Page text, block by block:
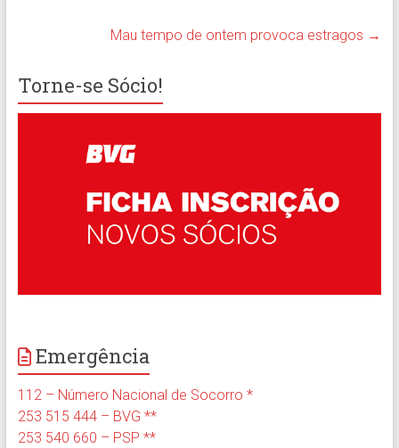
Mau tempo de ontem provoca estragos →
Torne-se Sócio!
Emergência
112 – Número Nacional de Socorro *
253 515 444 – BVG **
253 540 660 – PSP **